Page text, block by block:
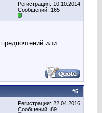
Регистрация: 10.10.2014
Сообщений: 165
или
#5
Регистрация: 22.04.2016
Сообщений: 89